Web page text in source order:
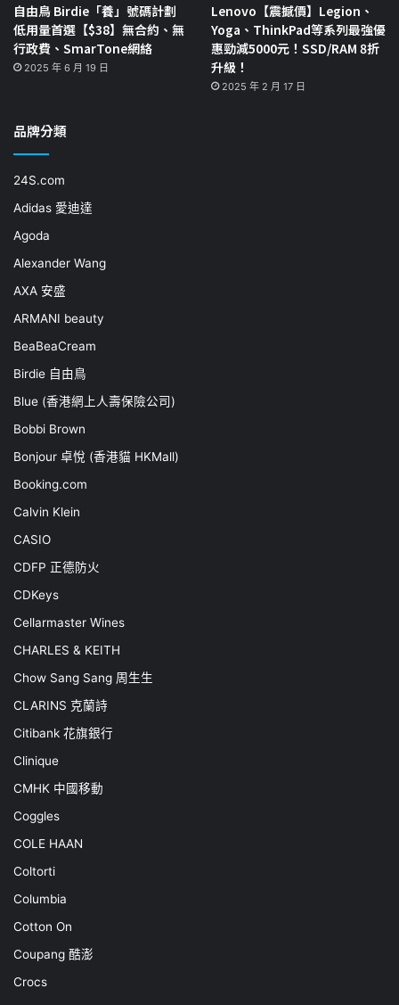
自由鳥 Birdie「養」號碼計劃
低用量首選【$38】無合約、無
行政費、SmarTone網絡
2025 年 6 月 19 日
Lenovo【震撼價】Legion、
Yoga、ThinkPad等系列最強優
惠勁減5000元！SSD/RAM 8折
升級！
2025 年 2 月 17 日
品牌分類
24S.com
Adidas 愛迪達
Agoda
Alexander Wang
AXA 安盛
ARMANI beauty
BeaBeaCream
Birdie 自由鳥
Blue (香港網上人壽保險公司)
Bobbi Brown
Bonjour 卓悅 (香港貓 HKMall)
Booking.com
Calvin Klein
CASIO
CDFP 正德防火
CDKeys
Cellarmaster Wines
CHARLES & KEITH
Chow Sang Sang 周生生
CLARINS 克蘭詩
Citibank 花旗銀行
Clinique
CMHK 中國移動
Coggles
COLE HAAN
Coltorti
Columbia
Cotton On
Coupang 酷澎
Crocs